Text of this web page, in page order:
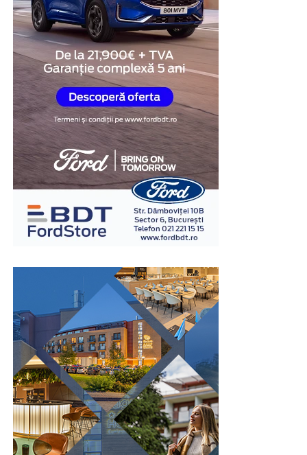
fiziologice
Unul dintre cele mai importante avantaje ale testului
poligraf este faptul că evaluarea se bazează pe
monitorizarea unor reacții fiziologice involuntare,
precum ritmul cardiac, respirația, tensiunea arterială și
modificările conductanței electrice a pielii.
În cadrul examinării, specialistul formulează întrebări
relevante pentru situația investigată și analizează
răspunsurile împreună cu reacțiile fiziologice
înregistrate. Interpretarea rezultatelor este realizată în
baza unor metode și protocoale specifice, de către
examinatori instruiți în acest domeniu.
subiective, examinarea poligraf urmărește indicatori
fiziologici măsurabili, ceea ce oferă un grad suplimentar
de obiectivitate în procesul de evaluare. Din acest motiv,
testul este utilizat în numeroase contexte, inclusiv în
investigații interne, procese de selecție pentru anumite
funcții sensibile sau verificarea unor declarații în cadrul
unor anchete.
Este important de înțeles că rezultatul unui test
poligraf trebuie interpretat în contextul întregii situații
și al celorlalte informații disponibile. Tocmai această